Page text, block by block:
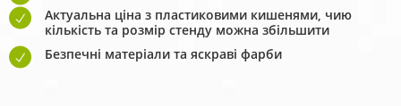
Актуальна ціна з пластиковими кишенями, чию
кількість та розмір стенду можна збільшити
Безпечні матеріали та яскраві фарби